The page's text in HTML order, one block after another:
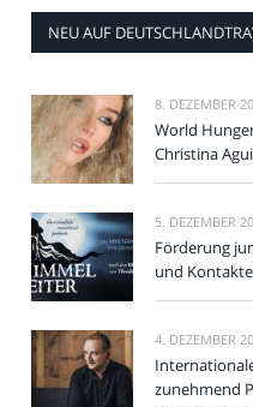
NEU AUF
8. DEZEMBER
World
Christina
5. DEZEMBER
Förderung
und
4. DEZEMBER
zunehmend